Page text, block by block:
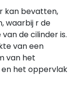
kan bevatten,
waarbij r de
de cilinder is.
van een
van het
het oppervlak